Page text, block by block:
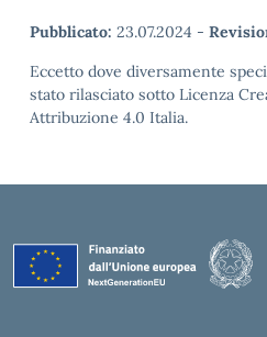
Pubblicato: 23.07.2024 -
Eccetto dove diversamente
stato rilasciato sotto Licenza
Attribuzione 4.0 Italia.